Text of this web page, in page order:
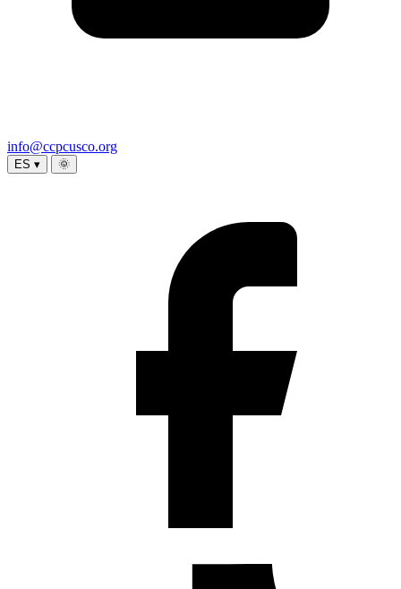
info@ccpcusco.org
ES ▾ 🌞